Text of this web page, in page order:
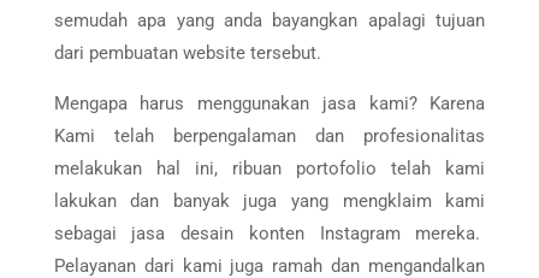
semudah apa yang anda bayangkan apalagi tujuan
dari pembuatan website tersebut.
Mengapa harus menggunakan jasa kami? Karena
Kami telah berpengalaman dan profesionalitas
melakukan hal ini, ribuan portofolio telah kami
lakukan dan banyak juga yang mengklaim kami
sebagai jasa desain konten Instagram mereka.
Pelayanan dari kami juga ramah dan mengandalkan